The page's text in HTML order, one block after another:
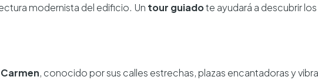
modernista del edificio. Un tour guiadote ayudará a descubrir los
, conocido por sus calles estrechas, plazas encantadoras y